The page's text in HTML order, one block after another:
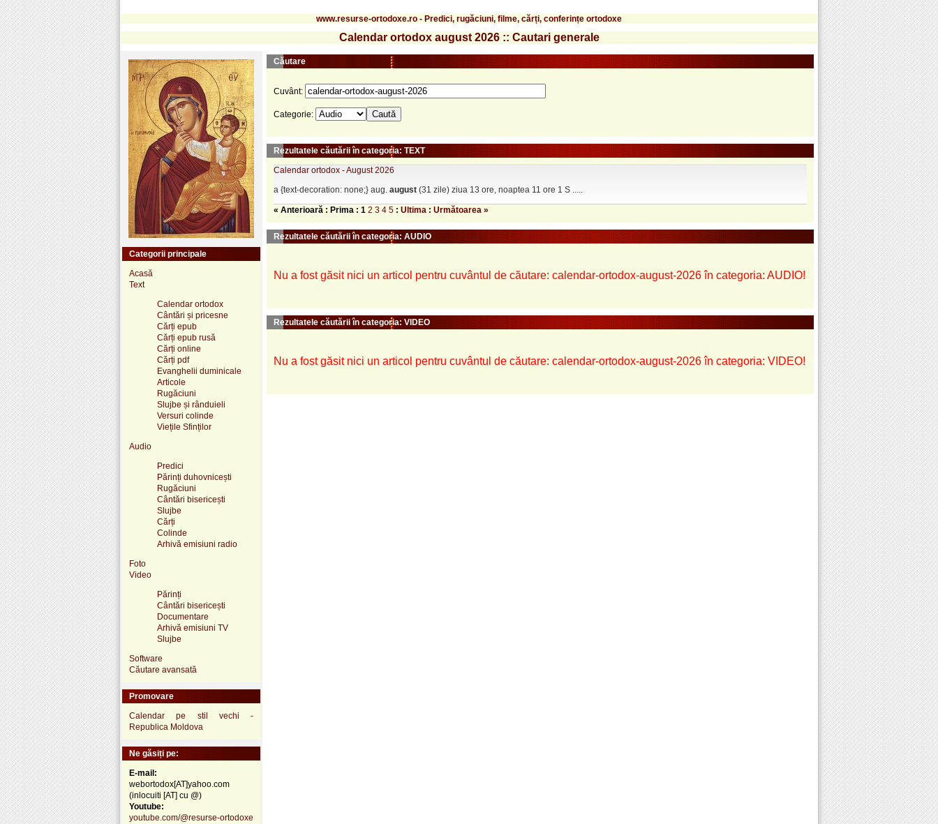
www.resurse-ortodoxe.ro - Predici, rugăciuni, filme, cărți, conferințe ortodoxe
Calendar ortodox august 2026 :: Cautari generale
Categorii principale
Acasă
Text
Calendar ortodox
Cântări și pricesne
Cărți epub
Cărți epub rusă
Cărți online
Cărți pdf
Evanghelii duminicale
Articole
Rugăciuni
Slujbe și rânduieli
Versuri colinde
Viețile Sfinților
Audio
Predici
Părinți duhovnicești
Rugăciuni
Cântări bisericești
Slujbe
Cărți
Colinde
Arhivă emisiuni radio
Foto
Video
Părinți
Cântări bisericești
Documentare
Arhivă emisiuni TV
Slujbe
Software
Căutare avansată
Promovare
Calendar pe stil vechi -
Republica Moldova
Ne găsiți pe:
E-mail:
webortodox[AT]yahoo.com
(inlocuiti [AT] cu @)
Youtube:
youtube.com/@resurse-ortodoxe
Căutare
Cuvânt:
Categorie:
Rezultatele căutării în categoria: TEXT
Calendar ortodox - August 2026
a {text-decoration: none;} aug. august (31 zile) ziua 13 ore, noaptea 11 ore 1 S .....
« Anterioară : Prima : 1 2 3 4 5 : Ultima : Următoarea »
Rezultatele căutării în categoria: AUDIO
Nu a fost găsit nici un articol pentru cuvântul de căutare: calendar-ortodox-august-2026 în categoria: AUDIO!
Rezultatele căutării în categoria: VIDEO
Nu a fost găsit nici un articol pentru cuvântul de căutare: calendar-ortodox-august-2026 în categoria: VIDEO!